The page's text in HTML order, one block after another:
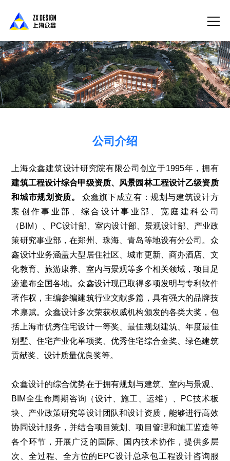
公司介绍
上海众鑫建筑设计研究院有限公司创立于1995年，拥有
建筑工程设计综合甲级资质、风景园林工程设计乙级资质
和城市规划资质。
众鑫旗下成立有：规划与建筑设计方
案创作事业部、综合设计事业部、宽庭建科公司
（BIM）、PC设计部、室内设计部、景观设计部、产业政
策研究事业部，在郑州、珠海、青岛等地设有分公司。众
鑫设计业务涵盖大型居住社区、城市更新、商办酒店、文
化教育、旅游康养、室内与景观等多个相关领域，项目足
迹遍布全国各地。众鑫设计现已取得多项发明与专利软件
著作权，主编参编建筑行业文献多篇，具有强大的品牌技
术禀赋。众鑫设计多次荣获权威机构颁发的各类大奖，包
括上海市优秀住宅设计一等奖、最佳规划建筑、年度最佳
别墅、住宅产业化单项奖、优秀住宅综合金奖、绿色建筑
贡献奖、设计质量优良奖等。
众鑫设计的综合优势在于拥有规划与建筑、室内与景观、
BIM全生命周期咨询（设计、施工、运维）、 PC技术板
块、产业政策研究等设计团队和设计资质，能够进行高效
协同设计服务，并结合项目策划、项目管理和施工监造等
各个环节，开展广泛的国际、国内技术协作，提供多层
次、全过程、全方位的 EPC设计总承包工程设计咨询服